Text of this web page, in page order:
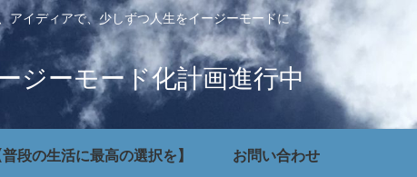
アイディアで、少しずつ人生をイージーモードに
ジーモード化計画進行中
普段の生活に最高の選択を】 お問い合わせ